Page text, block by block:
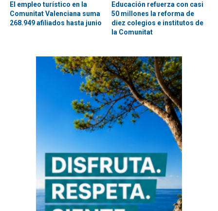
El empleo turístico en la
Comunitat Valenciana suma
268.949 afiliados hasta junio
Educación refuerza con casi
50 millones la reforma de
diez colegios e institutos de
la Comunitat